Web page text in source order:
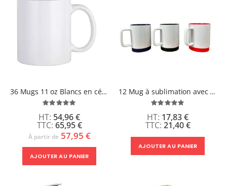
36 Mugs 11 oz Blancs en céramique Brillant - OSLO
Évaluation:
65,95 €
54,96 €
À partir de 57,95 €
AJOUTER AU PANIER
12 Mug à sublimation avec base en silicone - SILKY
Évaluation:
21,40 €
17,83 €
AJOUTER AU PANIER